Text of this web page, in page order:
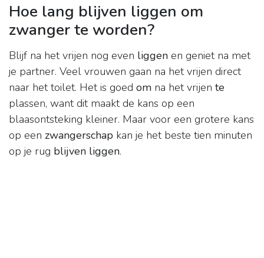
Hoe lang blijven liggen om
zwanger te worden?
Blijf na het vrijen nog even liggen en geniet na met
je partner. Veel vrouwen gaan na het vrijen direct
naar het toilet. Het is goed om na het vrijen te
plassen, want dit maakt de kans op een
blaasontsteking kleiner. Maar voor een grotere kans
op een zwangerschap kan je het beste tien minuten
op je rug blijven liggen.